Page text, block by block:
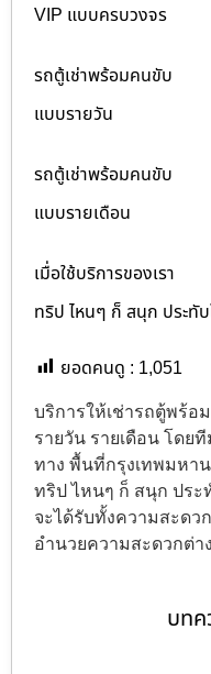
VIP แบบครบวงจร
รถตู้เช่าพร้อมคนขับ
แบบรายวัน
รถตู้เช่าพร้อมคนขับ
แบบรายเดือน
เมื่อใช้บริการของเรา
ทริป ไหนๆ ก็ สนุก ประทับ
ยอดคนดู : 1,051
บริการให้เช่ารถตู้พร้อ
รายวัน รายเดือน โด
ทาง พื้นที่กรุงเทพมหา
ทริป ไหนๆ ก็ สนุก ประ
จะได้รับทั้งความสะด
อำนวยความสะดวกต่า
บทค